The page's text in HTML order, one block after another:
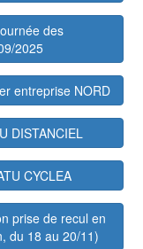
des
2025
entreprise NORD
DISTANCIEL
CYCLEA
prise de recul en
du 18 au 20/11)